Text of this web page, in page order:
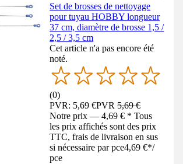
Set de brosses de nettoyage
pour tuyau HOBBY longueur
37 cm, diamètre de brosse 1,5 /
2,5 / 3,5 cm
Cet article n'a pas encore été
noté.
(0)
PVR: 5,69 €PVR5,69 €
Notre prix — 4,69 € * Tous
les prix affichés sont des prix
TTC, frais de livraison en sus
si nécessaire par pce4,69 €*/
pce